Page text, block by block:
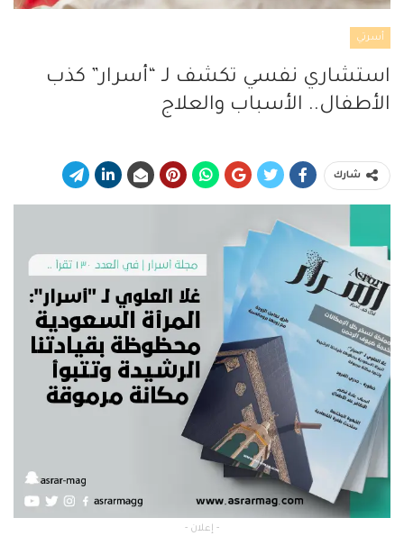
أسرتي
استشاري نفسي تكشف لـ “أسرار” كذب
الأطفال.. الأسباب والعلاج
شارك
- إعلان -